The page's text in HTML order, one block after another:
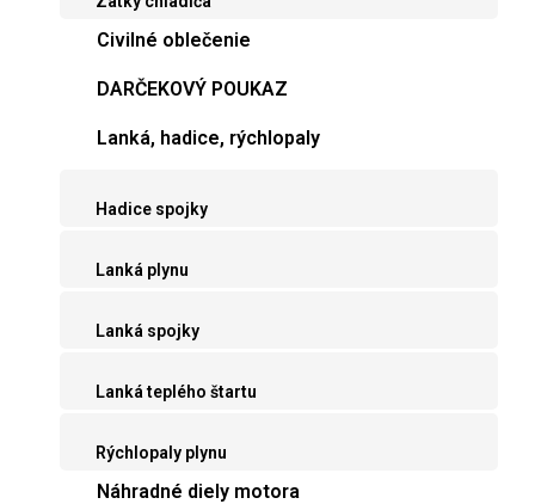
Civilné oblečenie
DARČEKOVÝ POUKAZ
Lanká, hadice, rýchlopaly
Hadice spojky
Lanká plynu
Lanká spojky
Lanká teplého štartu
Rýchlopaly plynu
Náhradné diely motora